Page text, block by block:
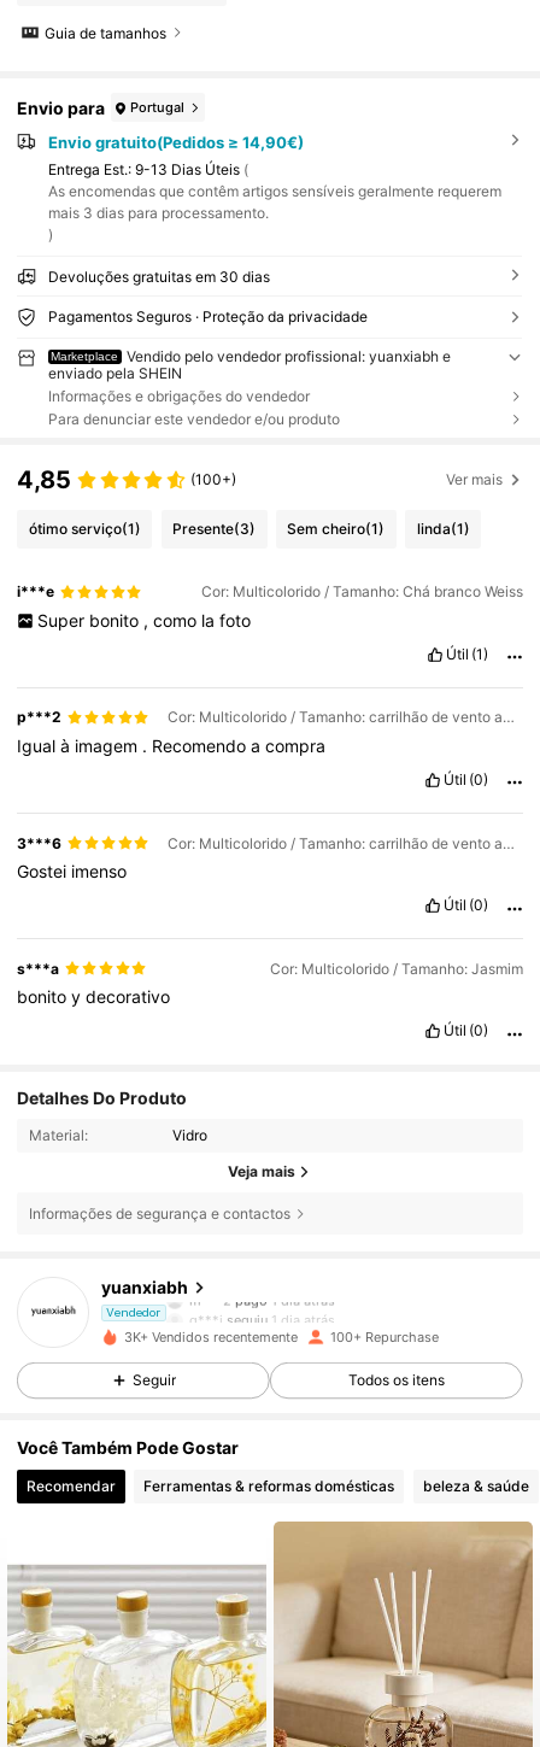
Guia de tamanhos
Envio para Portugal
Envio gratuito(Pedidos ≥ 14,90€)
Entrega Est.: 9-13 Dias Úteis (
As encomendas que contêm artigos sensíveis geralmente requerem
mais 3 dias para processamento.
)
Devoluções gratuitas em 30 dias
Pagamentos Seguros · Proteção da privacidade
Marketplace
Vendido pelo vendedor profissional: yuanxiabh e
enviado pela SHEIN
Informações e obrigações do vendedor
Para denunciar este vendedor e/ou produto
4,85 (100+) Ver mais
ótimo serviço(1) Presente(3) Sem cheiro(1) linda(1)
i***e Cor: Multicolorido / Tamanho: Chá branco Weiss
Super bonito , como la foto
Útil (1)
p***2 Cor: Multicolorido / Tamanho: carrilhão de vento azul
Igualà imagem . Recomendoacompra
Útil (0)
3***6 Cor: Multicolorido / Tamanho: carrilhão de vento azul
Gostei imenso
Útil (0)
s***a Cor: Multicolorido / Tamanho: Jasmim
bonitoydecorativo
Útil (0)
Detalhes Do Produto
Material: Vidro
Veja mais
Informações de segurança e contactos
yuanxiabh
Vendedor
m***2
g***i seguiu 1 dia atrás
4,78 82 Seguidores
4,78 82 Seguidores
3K+ Vendidos recentemente 100+ Repurchase
Seguir Todos os itens
Você Também Pode Gostar
Recomendar Ferramentas & reformas domésticas beleza & saúde